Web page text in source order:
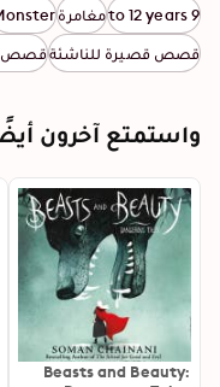
9 to 12 years مغامرة
قصص قصيرة للناشئةقصص
واستمتع آخرون
Beasts and Beauty: